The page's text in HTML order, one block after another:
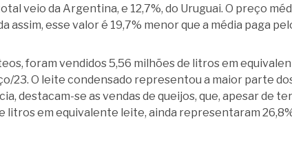
veio da Argentina, e 12,7%, do Uruguai. O preço
assim, esse valor é 19,7% menor que a média paga
foram vendidos 5,56 milhões de litros em
23. O leite condensado representou a maior parte
destacam-se as vendas de queijos, que, apesar de
litros em equivalente leite, ainda representaram